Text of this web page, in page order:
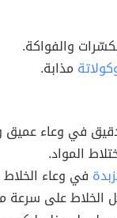
والفواكة.
مذابة.
في وعاء عميق
المواد.
في وعاء
الخلاط على